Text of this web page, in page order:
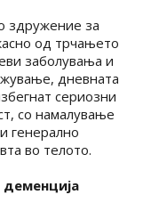
здружение за
од трчањето
заболувања и
дневната
сериозни
со намалување
генерално
во телото.